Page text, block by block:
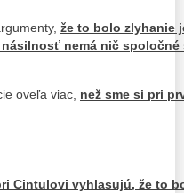
že to bolo zlyhanie
nemá nič
oveľa viac, než sme si pri
Cintulovi vyhlasujú, že to